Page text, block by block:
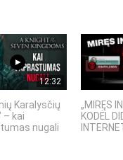
12:32
Karalysčių
– kai
nugali
„MIRĘS
KODĖL